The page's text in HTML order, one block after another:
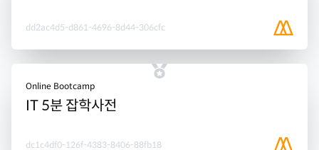
dd2ac4d5-d861-4696-8d44-306cfc
Online Bootcamp
IT 5분 잡학사전
dc1c4df0-126f-4383-8406-88fb18